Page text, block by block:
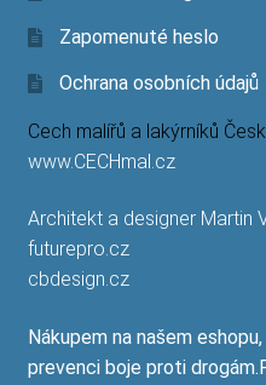
Zapomenuté heslo
Ochrana osobních údajů
Cech malířů a lakýrníků
www.CECHmal.cz
Architekt a designer Martin
futurepro.cz
cbdesign.cz
Nákupem na našem
prevenci boje proti